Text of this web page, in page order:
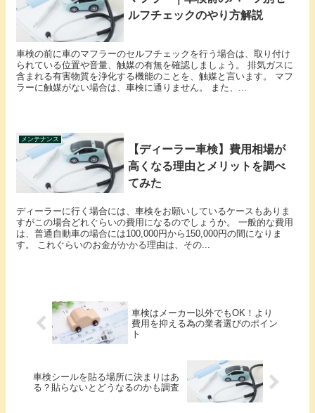
ルフチェックのやり方解説
車検の前に車のマフラーのセルフチェックを行う場合は、取り付け
られている位置や音量、触媒の有無を確認しましょう。 排気ガスに
含まれる有害物質を浄化する機能のことを、触媒と言います。 マフ
ラーに触媒がない場合は、車検に通りません。 また、...
メンテナンス
【ディーラー車検】費用相場が
高くなる理由とメリットを調べ
てみた
ディーラーに行く場合には、車検をお願いしているケースもありま
すがこの場合どれぐらいの費用になるのでしょうか。 一般的な費用
は、普通自動車の場合には100,000円から150,000円の間になりま
す。 これぐらいのお金がかかる理由は、その...
車検はメーカー以外でもOK！より
費用を抑える為の業者選びのポイン
ト
車検シールを貼る場所に決まりはあ
る？貼らないとどうなるのかも調査